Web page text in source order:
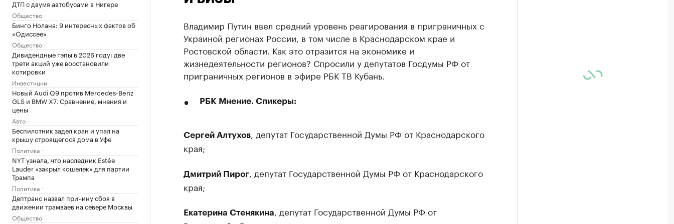
ДТП с двумя автобусами в Нигере
Общество
Бинго Нолана: 9 интересных фактов об
«Одиссее»
Общество
Дивидендные гэпы в 2026 году: две
трети акций уже восстановили
котировки
Инвестиции
Новый Audi Q9 против Mercedes-Benz
GLS и BMW X7. Сравнение, мнения и
цены
Авто
Беспилотник задел кран и упал на
крышу строящегося дома в Уфе
Политика
NYT узнала, что наследник Estée
Lauder «закрыл кошелек» для партии
Трампа
Политика
Дептранс назвал причину сбоя в
движении трамваев на севере Москвы
Общество
Владимир Путин ввел средний уровень реагирования в приграничных с
Украиной регионах России, в том числе в Краснодарском крае и
Ростовской области. Как это отразится на экономике и
жизнедеятельности регионов? Спросили у депутатов Госдумы РФ от
приграничных регионов в эфире РБК ТВ Кубань.
РБК Мнение. Спикеры:
Сергей Алтухов, депутат Государственной Думы РФ от Краснодарского
края;
Дмитрий Пирог, депутат Государственной Думы РФ от Краснодарского
края;
Екатерина Стенякина
, депутат Государственной Думы РФ от